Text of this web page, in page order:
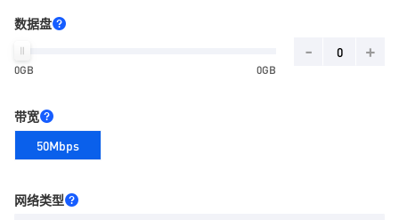
数据盘
0GB 0GB
- +
带宽
50Mbps
网络类型